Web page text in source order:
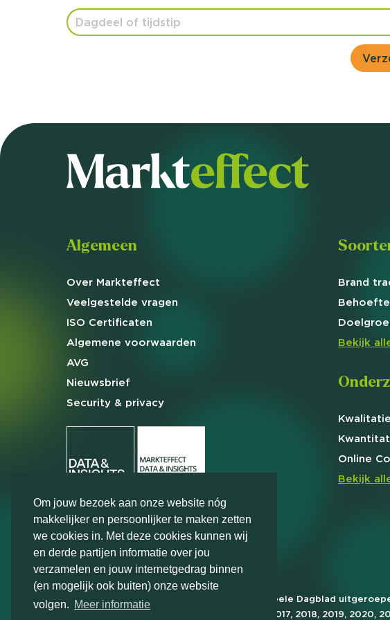
Om jouw bezoek aan onze website nóg
makkelijker en persoonlijker te maken zetten
we cookies in. Met deze cookies kunnen wij
en derde partijen informatie over jou
verzamelen en jouw internetgedrag binnen
(en mogelijk ook buiten) onze website
volgen. Meer informatie
Algemeen
Over Markteffect
Veelgestelde vragen
ISO Certificaten
Algemene voorwaarden
AVG
Nieuwsbrief
Security & privacy
Brand
Behoefte
Bekijk
Online
Bekijk
Markteffect is door het Financieele Dagblad
FD Gazelle in 2012, 2015, 2016, 2017, 2018, 2019, 2020,